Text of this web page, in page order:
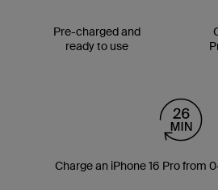
Pre-charged and
ready to use
Charge an iPhone 16 Pro from